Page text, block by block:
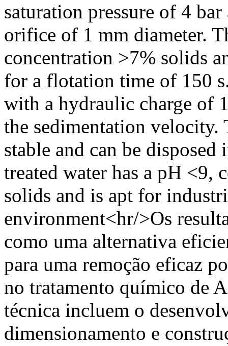
saturation pressure of 4
orifice of 1 mm diameter.
concentration >7% solids
for a flotation time of 150
with a hydraulic charge of
the sedimentation velocity.
stable and can be
treated water has a pH <9,
solids and is apt for
environment<hr/>Os
como uma alternativa
para uma remoção eficaz
no tratamento químico de
técnica incluem o
dimensionamento e